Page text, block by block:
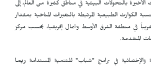
الأخيرة بالتحولات البيئية في مناطق كثيرة من العالم، إلى
الكوارث الطبيعية المرتبطة بالتغيرات المناخية بمقدار
في منطقة الشرق الأوسط وشمال إفريقيا، بحسب مركز
المتقدمة.
والإخصائية في برامج "شباب" للتنمية المستدامة ريما